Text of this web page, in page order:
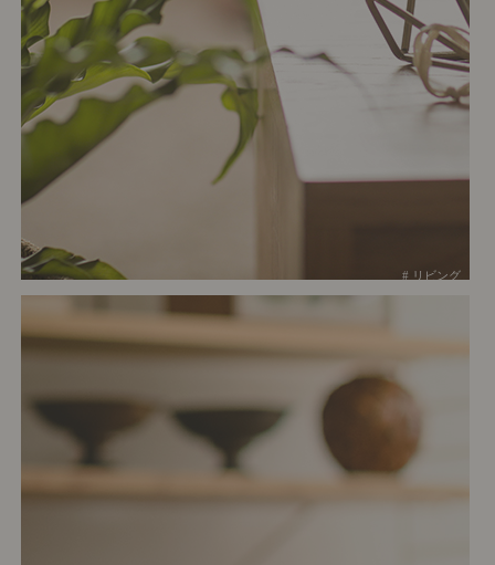
# リビング